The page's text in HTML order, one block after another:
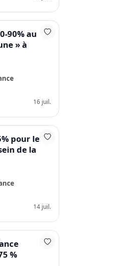
90% au
» à
16 juil.
pour le
de la
14 juil.
%